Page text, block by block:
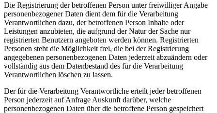
Die Registrierung der betroffenen Person unter freiwilliger Angabe
personenbezogener Daten dient dem für die Verarbeitung
Verantwortlichen dazu, der betroffenen Person Inhalte oder
Leistungen anzubieten, die aufgrund der Natur der Sache nur
registrierten Benutzern angeboten werden können. Registrierten
Personen steht die Möglichkeit frei, die bei der Registrierung
angegebenen personenbezogenen Daten jederzeit abzuändern oder
vollständig aus dem Datenbestand des für die Verarbeitung
Verantwortlichen löschen zu lassen.
Der für die Verarbeitung Verantwortliche erteilt jeder betroffenen
Person jederzeit auf Anfrage Auskunft darüber, welche
personenbezogenen Daten über die betroffene Person gespeichert